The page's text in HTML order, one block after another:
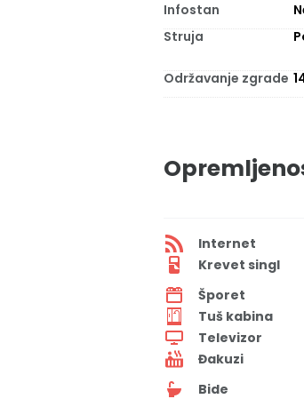
Infostan
Struja
Održavanje zgrade
Internet
Krevet singl
Šporet
Tuš kabina
Televizor
Đakuzi
Bide